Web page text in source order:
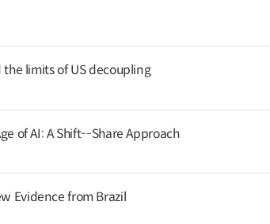
limits of US decoupling
of AI: A Shift--Share Approach
Evidence from Brazil